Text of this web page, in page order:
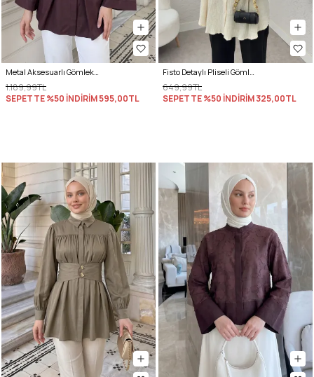
Metal Aksesuarlı Gömlek Y0142 - MÜRDÜM
1.189,99TL
SEPETTE %50 İNDİRİM595,00TL
Fisto Detaylı Pliseli Gömlek 2205 - KREM
649,99TL
SEPETTE %50 İNDİRİM325,00TL